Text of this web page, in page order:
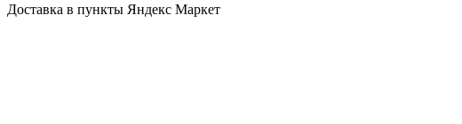
Доставка в пункты Яндекс Маркет